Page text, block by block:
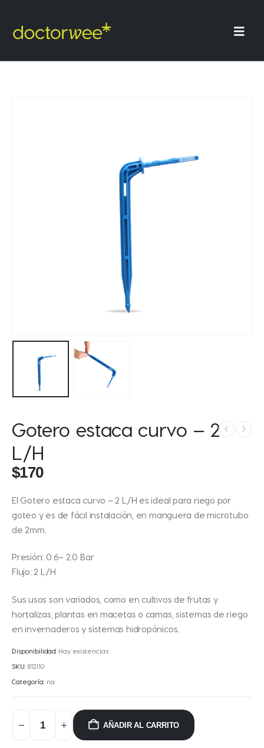
Gotero estaca curvo – 2
L/H
$170
El Gotero estaca curvo – 2 L/H es ideal para riego por
goteo y es de fácil instalación, en manguera de microtubo
de 2mm.
Presión: 0.6– 2.0 Bar
Flujo: 2 L/H
Sus usos son variados, como en cultivos de frutas y
hortalizas, plantas en macetas o camas, sistemas de riego
en invernaderos y sistemas hidropónicos.
Disponibilidad: Hay existencias
SKU: 812110
Categoría: na
AÑADIR AL CARRITO